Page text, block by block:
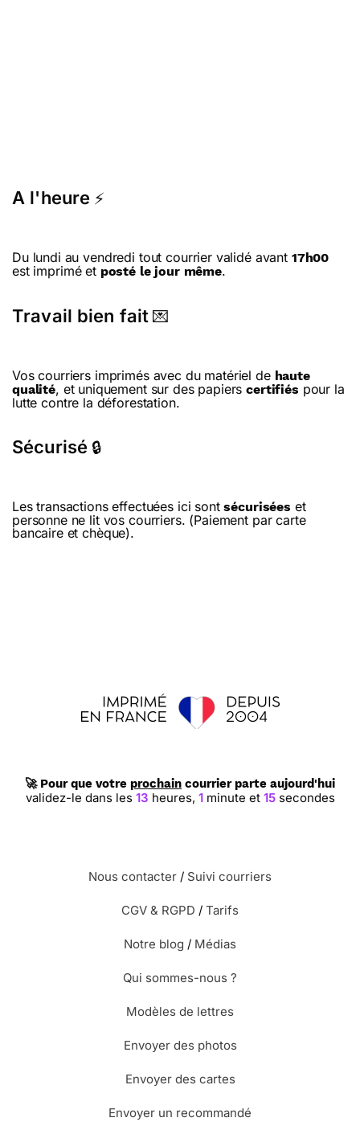
A l'heure ⚡
Du lundi au vendredi tout courrier validé avant 17h00
est imprimé et posté le jour même.
Travail bien fait 💌
Vos courriers imprimés avec du matériel de haute
qualité, et uniquement sur des papierscertifiés pour la
lutte contre la déforestation.
Sécurisé 🔒
Les transactions effectuées ici sontsécurisées et
personne ne lit vos courriers. (Paiement par carte
bancaire et chèque).
🚀 Pour que votre prochain courrier parte aujourd'hui
validez-le dans les 13 heures, 1minute et 14 secondes
Nous contacter / Suivi courriers
CGV & RGPD / Tarifs
Notre blog / Médias
Qui sommes-nous ?
Modèles de lettres
Envoyer des photos
Envoyer des cartes
Envoyer un recommandé